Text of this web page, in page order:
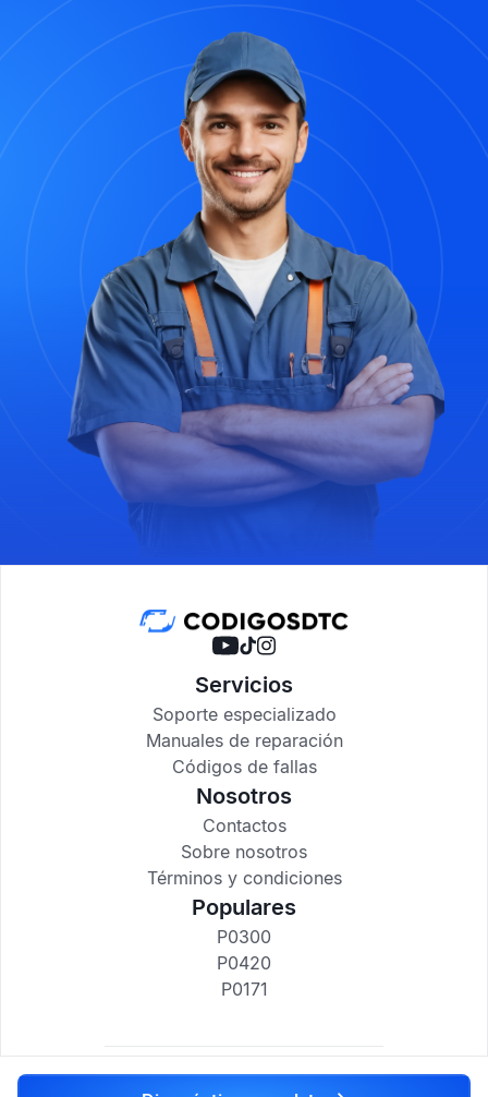
Servicios
Soporte especializado
Manuales de reparación
Códigos de fallas
Nosotros
Contactos
Sobre nosotros
Términos y condiciones
Populares
P0300
P0420
P0171